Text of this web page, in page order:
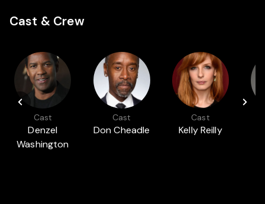
Cast & Crew
Cast
Denzel
Washington
Cast
Don Cheadle
Cast
Kelly Reilly